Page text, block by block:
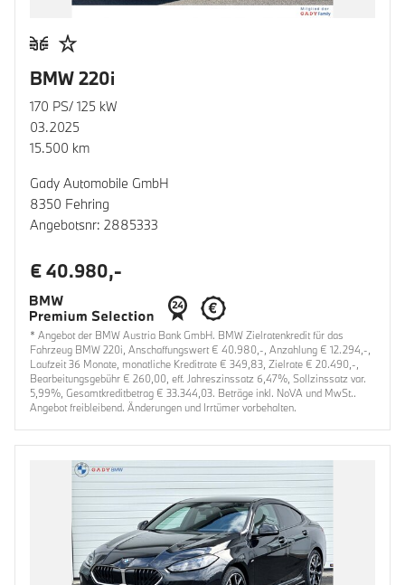
BMW 220i
170 PS/ 125 kW
03.2025
15.500 km
Gady Automobile GmbH
8350 Fehring
Angebotsnr: 2885333
€ 40.980,-
* Angebot der BMW Austria Bank GmbH. BMW Zielratenkredit für das
Fahrzeug BMW 220i, Anschaffungswert € 40.980,-, Anzahlung € 12.294,-,
Laufzeit 36 Monate, monatliche Kreditrate € 349,83, Zielrate € 20.490,-,
Bearbeitungsgebühr € 260,00, eff. Jahreszinssatz 6,47%, Sollzinssatz var.
5,99%, Gesamtkreditbetrag € 33.344,03. Beträge inkl. NoVA und MwSt..
Angebot freibleibend. Änderungen und Irrtümer vorbehalten.